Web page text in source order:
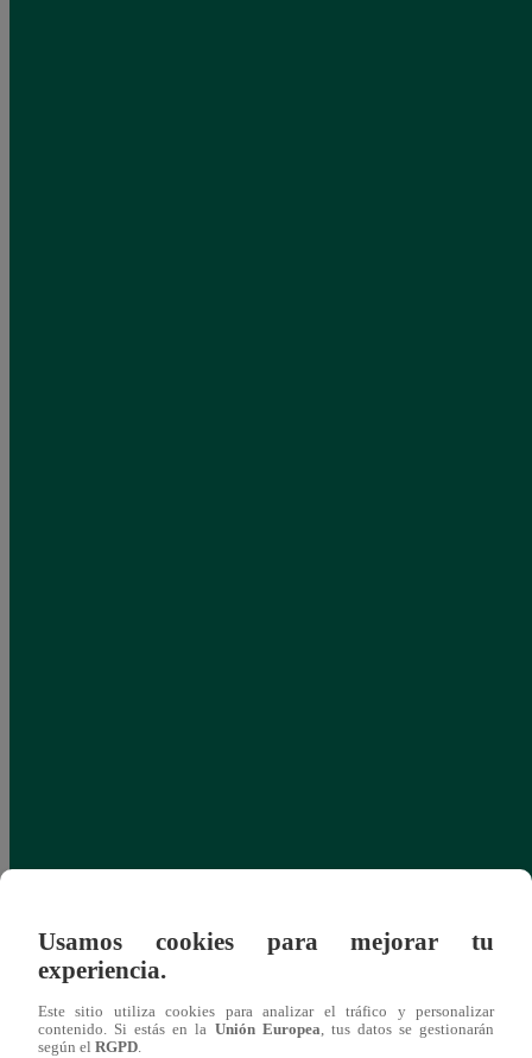
Usamos cookies para mejorar tu
experiencia.
Este sitio utiliza cookies para analizar el tráfico y personalizar
contenido. Si estás en la Unión Europea, tus datos se gestionarán
según el RGPD.